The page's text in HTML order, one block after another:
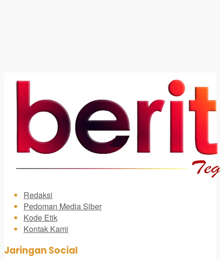
Redaksi
Pedoman Media Siber
Kode Etik
Kontak Kami
Jaringan Social